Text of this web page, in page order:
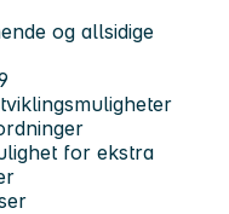
og allsidige
for ekstra